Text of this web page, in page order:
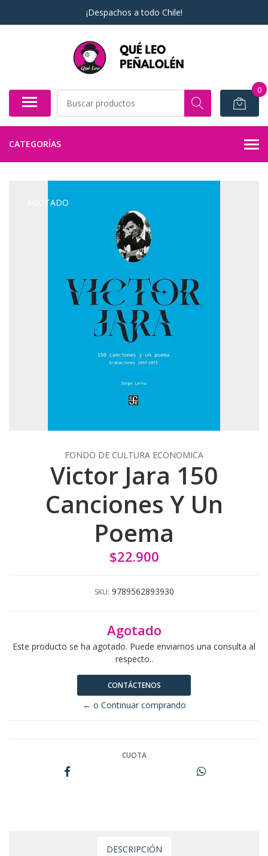
¡Despachos a todo Chile!
0
CATEGORÍAS
AGOTADO
FONDO DE CULTURA ECONOMICA
Victor Jara 150
Canciones Y Un
Poema
$22.900
SKU: 9789562893930
Agotado
Este producto se ha agotado. Puede enviarnos una consulta al
respecto..
CONTÁCTENOS
← o Continuar comprando
CUOTA
DESCRIPCIÓN